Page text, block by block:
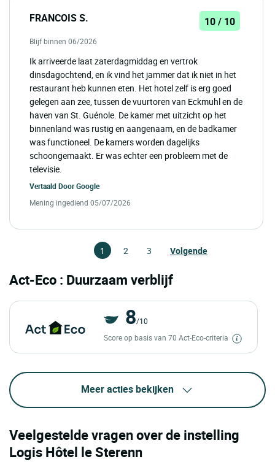
FRANCOIS S. 10 / 10
Blijf binnen 06/2026
Ik arriveerde laat zaterdagmiddag en vertrok
dinsdagochtend, en ik vind het jammer dat ik niet in het
restaurant heb kunnen eten. Het hotel zelf is erg goed
gelegen aan zee, tussen de vuurtoren van Eckmuhl en de
haven van St. Guénole. De kamer met uitzicht op het
binnenland was rustig en aangenaam, en de badkamer
was functioneel. De kamers worden dagelijks
schoongemaakt. Er was echter een probleem met de
televisie.
Vertaald DoorGoogle
Mening ingediend 05/07/2026
1 2 3 Volgende
Act-Eco : Duurzaam verblijf
8/10
Score op basis van 70 Act-Eco-criteria
Meer acties bekijken
Veelgestelde vragen over de instelling
Logis Hôtel le Sterenn